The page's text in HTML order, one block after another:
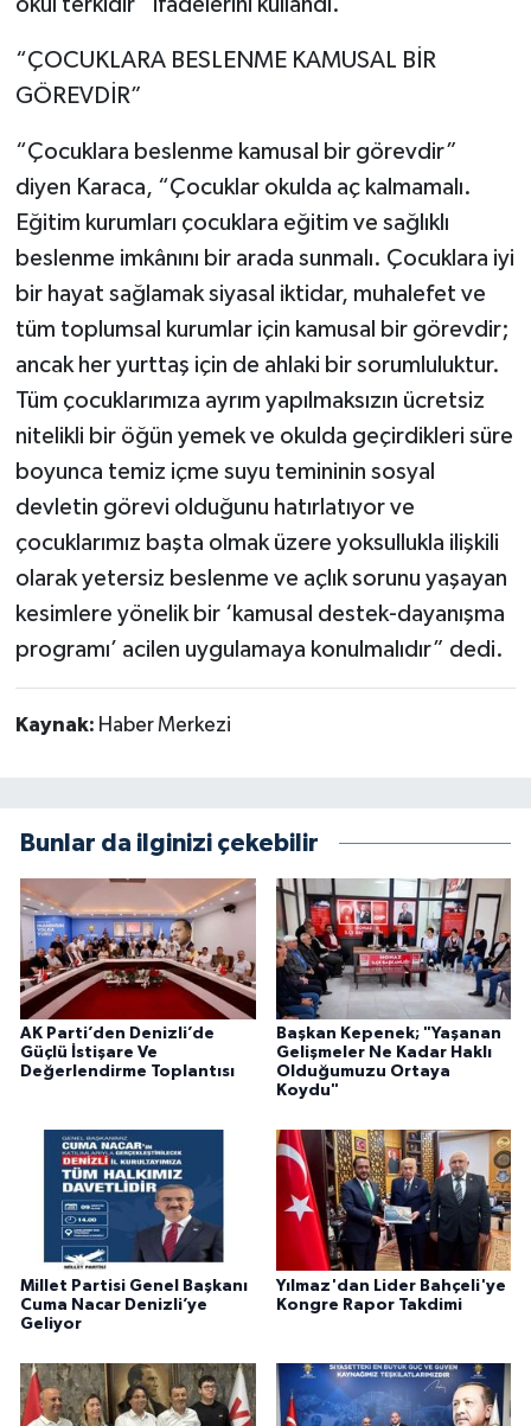
okul terkidir” ifadelerini kullandı.
“ÇOCUKLARA BESLENME KAMUSAL BİR
GÖREVDİR”
“Çocuklara beslenme kamusal bir görevdir”
diyen Karaca, “Çocuklar okulda aç kalmamalı.
Eğitim kurumları çocuklara eğitim ve sağlıklı
beslenme imkânını bir arada sunmalı. Çocuklara iyi
bir hayat sağlamak siyasal iktidar, muhalefet ve
tüm toplumsal kurumlar için kamusal bir görevdir;
ancak her yurttaş için de ahlaki bir sorumluluktur.
Tüm çocuklarımıza ayrım yapılmaksızın ücretsiz
nitelikli bir öğün yemek ve okulda geçirdikleri süre
boyunca temiz içme suyu temininin sosyal
devletin görevi olduğunu hatırlatıyor ve
çocuklarımız başta olmak üzere yoksullukla ilişkili
olarak yetersiz beslenme ve açlık sorunu yaşayan
kesimlere yönelik bir ‘kamusal destek-dayanışma
programı’ acilen uygulamaya konulmalıdır” dedi.
Kaynak: Haber Merkezi
Bunlar da ilginizi çekebilir
AK Parti’den Denizli’de
Güçlü İstişare Ve
Değerlendirme Toplantısı
Başkan Kepenek; "Yaşanan
Gelişmeler Ne Kadar Haklı
Olduğumuzu Ortaya
Koydu"
Millet Partisi Genel Başkanı
Cuma Nacar Denizli’ye
Geliyor
Yılmaz'dan Lider Bahçeli'ye
Kongre Rapor Takdimi